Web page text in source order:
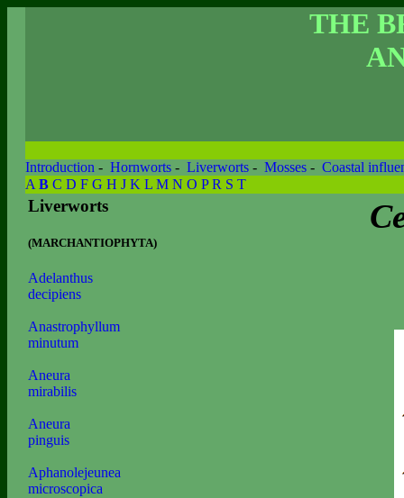
THE
Introduction - Hornworts - Liverworts - Mosses - Coastal
A B C D F G H J K L M N O P R S T
Liverworts
(MARCHANTIOPHYTA)
Adelanthus
decipiens
Anastrophyllum
minutum
Aneura
mirabilis
Aneura
pinguis
Aphanolejeunea
microscopica